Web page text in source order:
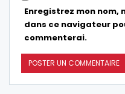
Enregistrez mon nom,
dans ce navigateur
commenterai.